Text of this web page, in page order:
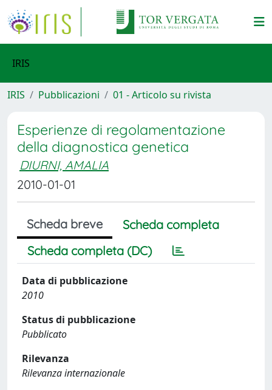
IRIS
IRIS Pubblicazioni 01 - Articolo su rivista
Esperienze di regolamentazione
della diagnostica genetica
DIURNI, AMALIA
2010-01-01
Scheda breve
Scheda completa
Scheda completa (DC)
Data di pubblicazione
2010
Status di pubblicazione
Pubblicato
Rilevanza
Rilevanza internazionale